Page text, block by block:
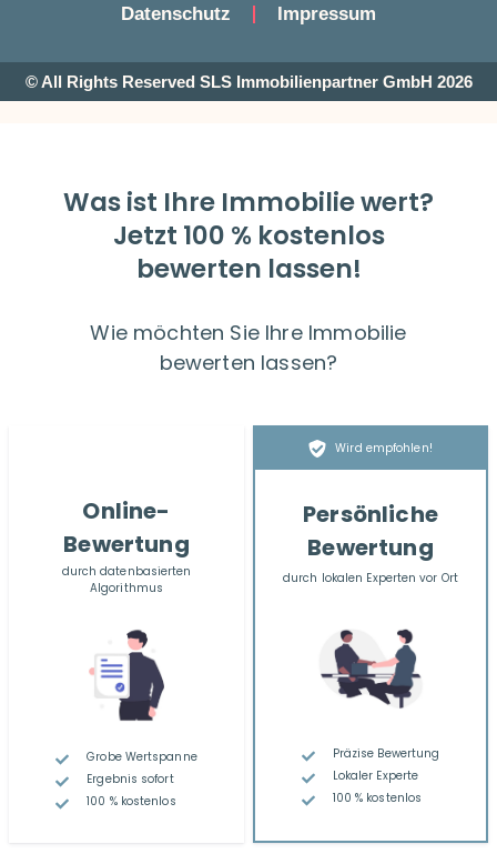
Datenschutz Impressum
© All Rights Reserved SLS Immobilienpartner GmbH 2026